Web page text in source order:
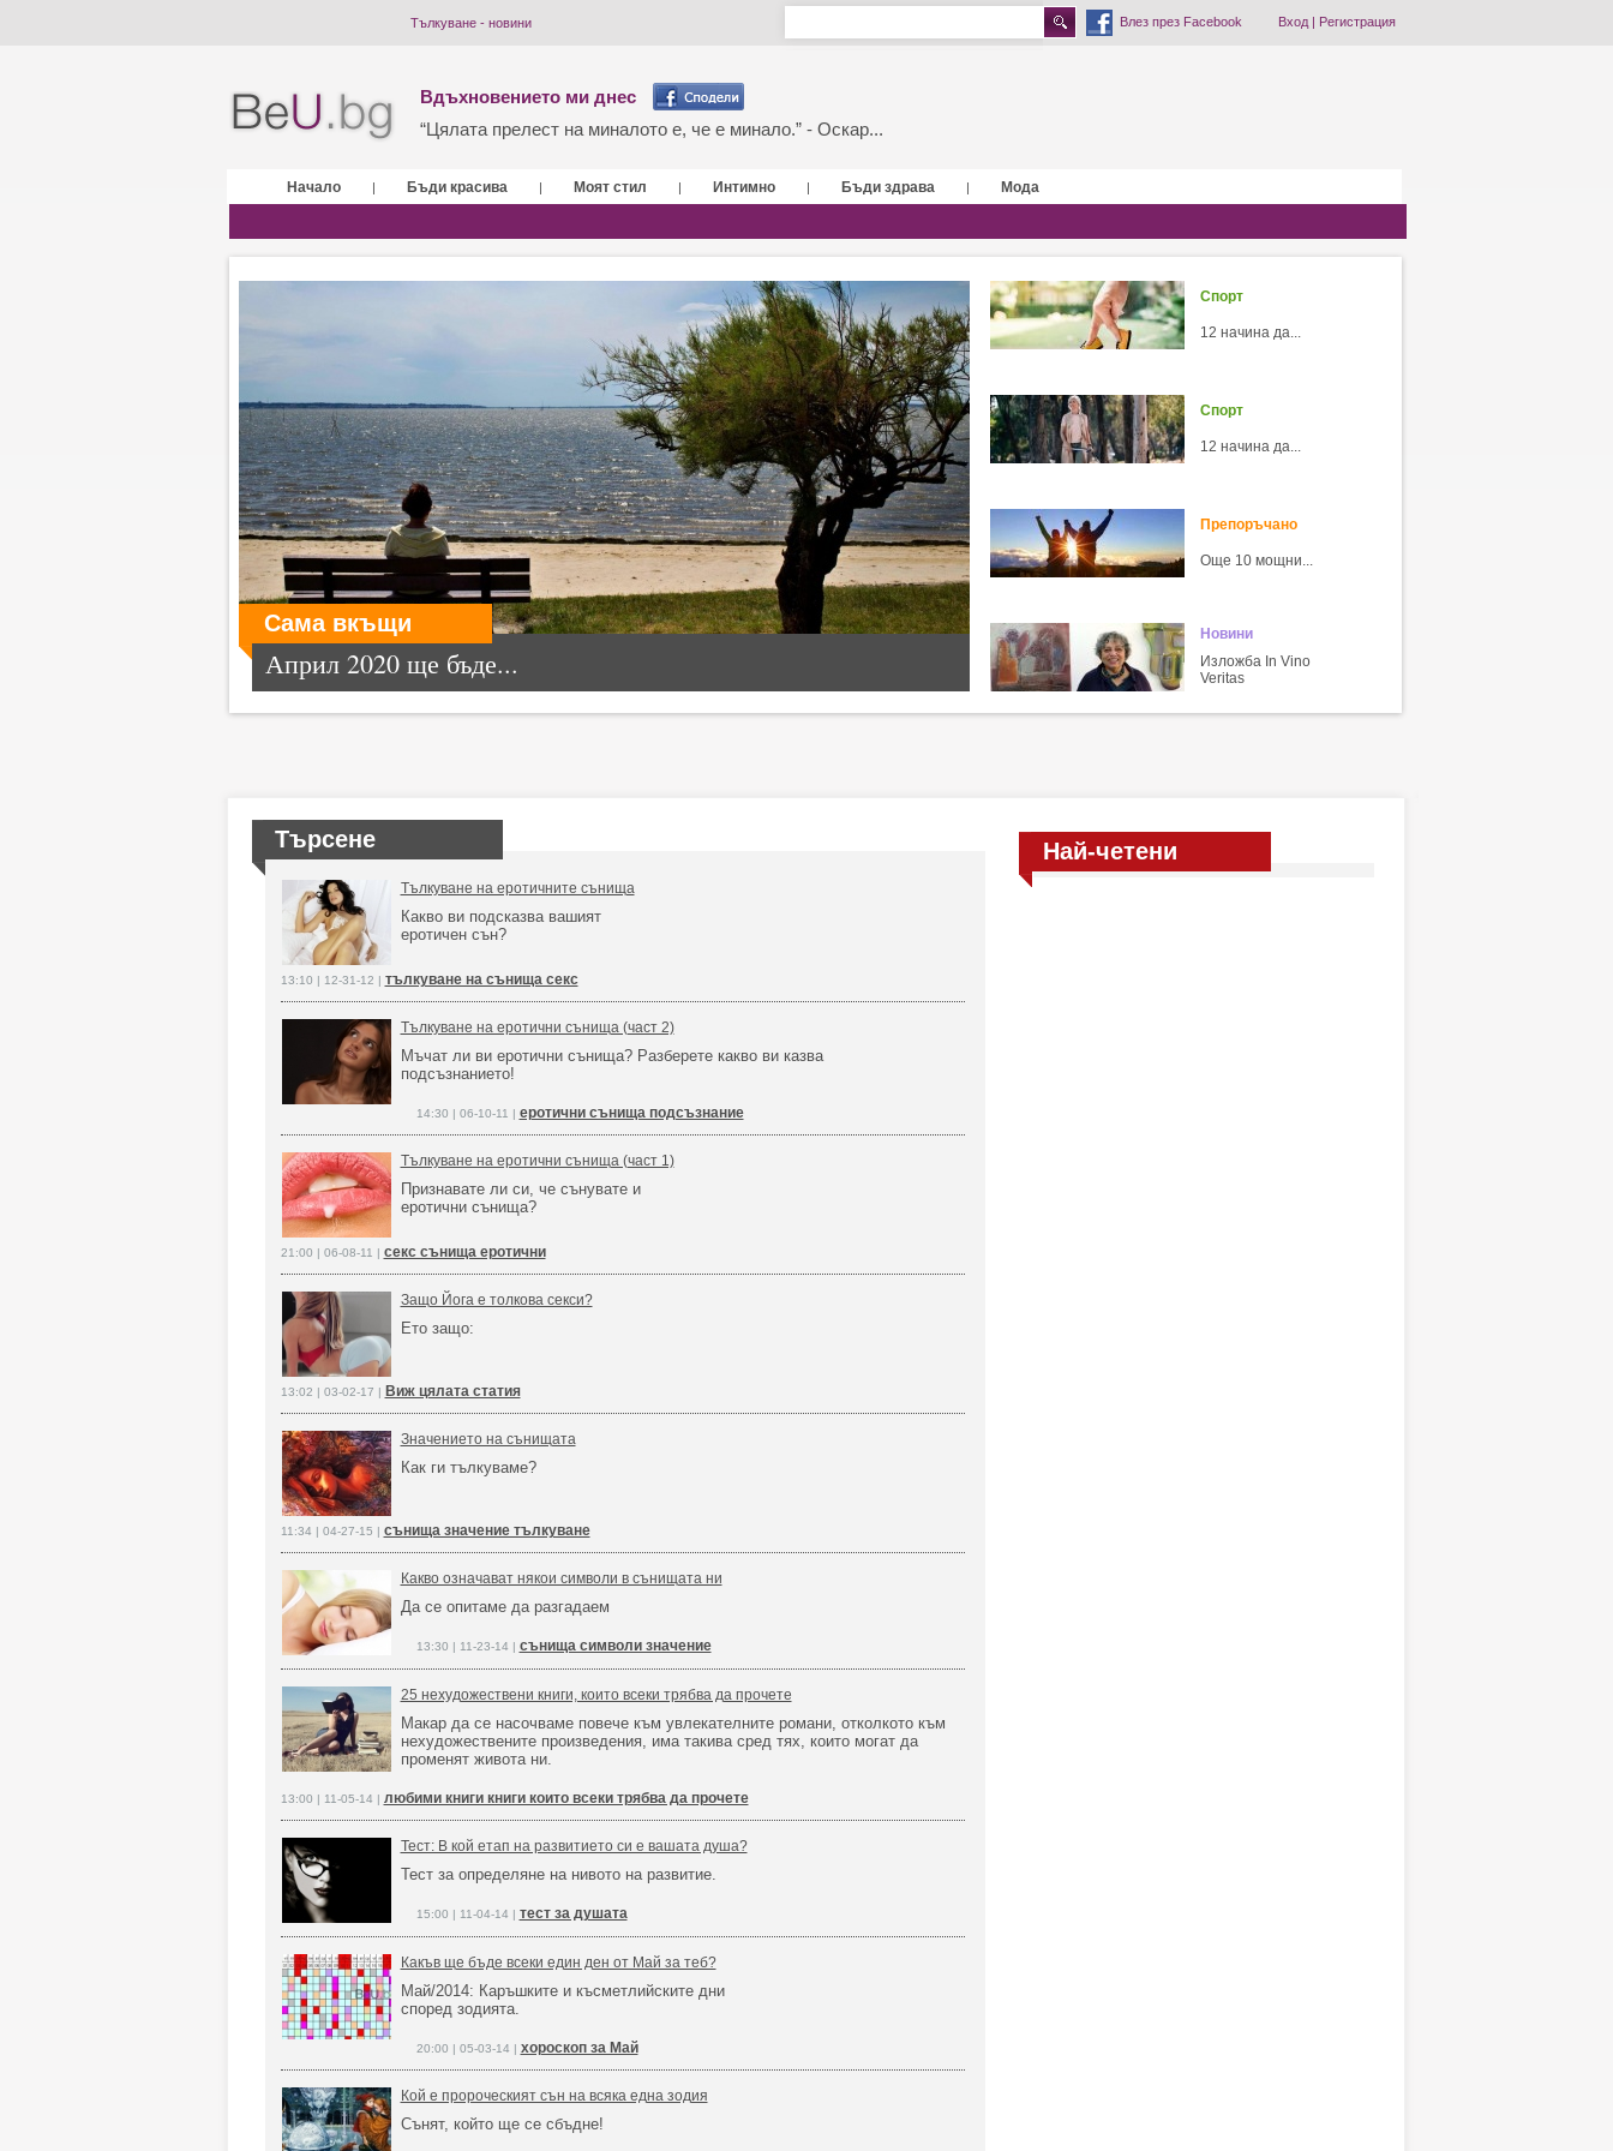
Тълкуване - новини Влез през Facebook Вход| Регистрация
Вдъхновението ми днес
“Цялата прелест на миналото е, че е минало.” - Оскар...
Начало | Бъди красива | Моят стил | Интимно | Бъди здрава | Мода
Сама вкъщи
Април 2020 ще бъде...
Спорт
12 начина да...
Спорт
12 начина да...
Препоръчано
Още 10 мощни...
Новини
Изложба In Vino
Veritas
Търсене
Тълкуване на еротичните сънища
Какво ви подсказва вашият
еротичен сън?
13:10 | 12-31-12 | тълкуване на сънища секс
Тълкуване на еротични сънища (част 2)
Мъчат ли ви еротични сънища? Разберете какво ви казва
подсъзнанието!
14:30 | 06-10-11 | еротични сънища подсъзнание
Тълкуване на еротични сънища (част 1)
Признавате ли си, че сънувате и
еротични сънища?
21:00 | 06-08-11 | секс сънища еротични
Защо Йога е толкова секси?
Ето защо:
13:02 | 03-02-17 | Виж цялата статия
Значението на сънищата
Как ги тълкуваме?
11:34 | 04-27-15 | сънища значение тълкуване
Какво означават някои символи в сънищата ни
Да се опитаме да разгадаем
13:30 | 11-23-14 | сънища символи значение
25 нехудожествени книги, които всеки трябва да прочете
Макар да се насочваме повече към увлекателните романи, отколкото към
нехудожествените произведения, има такива сред тях, които могат да
променят живота ни.
13:00 | 11-05-14 | любими книги книги които всеки трябва да прочете
Тест: В кой етап на развитието си е вашата душа?
Тест за определяне на нивото на развитие.
15:00 | 11-04-14 | тест за душата
Какъв ще бъде всеки един ден от Май за теб?
Май/2014: Каръшките и късметлийските дни
според зодията.
20:00 | 05-03-14 | хороскоп за Май
Кой е пророческият сън на всяка една зодия
Сънят, който ще се сбъдне!
Най-четени